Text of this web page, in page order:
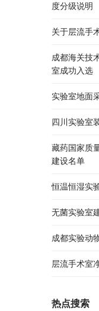
度分级说明
关于层流手
成都海关技
室成功入选
实验室地面
四川实验室
藏药国家质
建设名单
恒温恒湿实
无菌实验室
成都实验动
层流手术室
热点搜索